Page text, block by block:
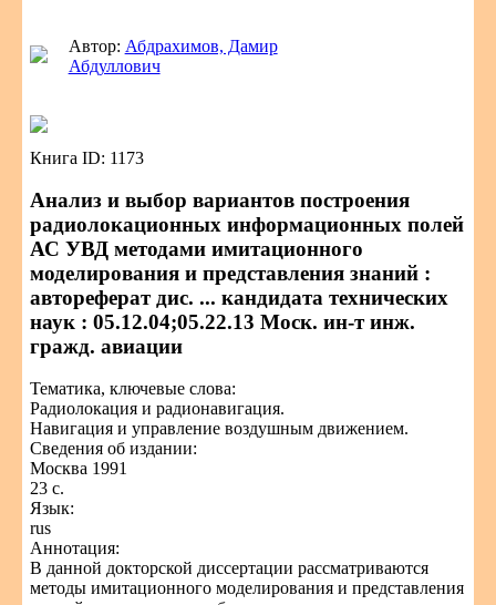
Автор: Абдрахимов, Дамир
Абдуллович
Книга ID: 1173
Анализ и выбор вариантов построения
радиолокационных информационных полей
АС УВД методами имитационного
моделирования и представления знаний :
автореферат дис. ... кандидата технических
наук : 05.12.04;05.22.13 Моск. ин-т инж.
гражд. авиации
Тематика, ключевые слова:
Радиолокация и радионавигация.
Навигация и управление воздушным движением.
Сведения об издании:
Москва 1991
23 с.
Язык:
rus
Аннотация:
В данной докторской диссертации рассматриваются
методы имитационного моделирования и представления